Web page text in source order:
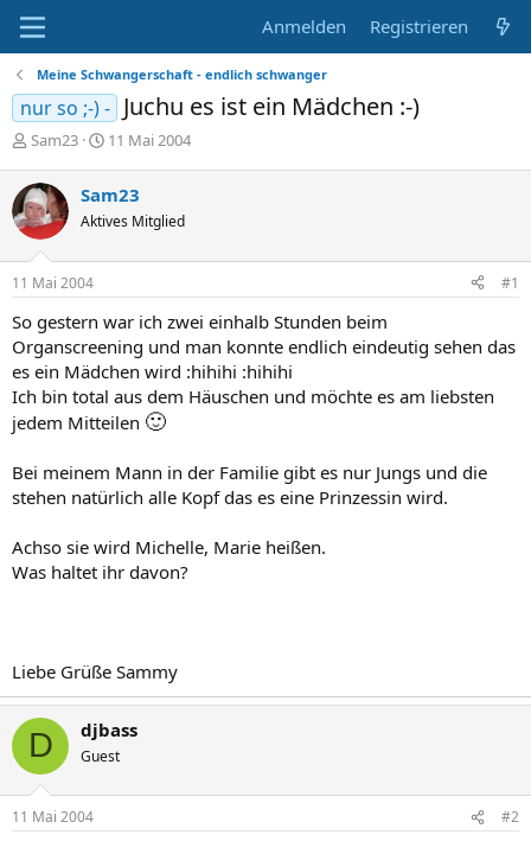
Anmelden Registrieren
Meine Schwangerschaft - endlich schwanger
nur so ;-) - Juchu es ist ein Mädchen :-)
E
s
t
e
l
l
e
Sam23
E
t
e
l
m
11 Mai 2004
Sam23
Aktives Mitglied
11 Mai 2004 #1
So gestern war ich zwei einhalb Stunden beim
Organscreening und man konnte endlich eindeutig sehen das
es ein Mädchen wird :hihihi :hihihi
Ich bin total aus dem Häuschen und möchte es am liebsten
jedem Mitteilen 🙂
Bei meinem Mann in der Familie gibt es nur Jungs und die
stehen natürlich alle Kopf das es eine Prinzessin wird.
Achso sie wird Michelle, Marie heißen.
Was haltet ihr davon?
Liebe Grüße Sammy
D djbass
Guest
11 Mai 2004 #2